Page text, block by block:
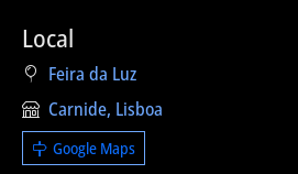
Local
Feira da Luz
Carnide, Lisboa
Google Maps